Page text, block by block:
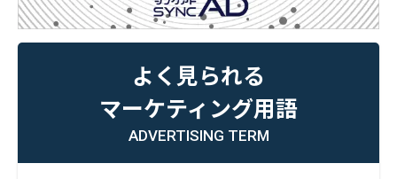
よく見られる
マーケティング用語
ADVERTISING TERM